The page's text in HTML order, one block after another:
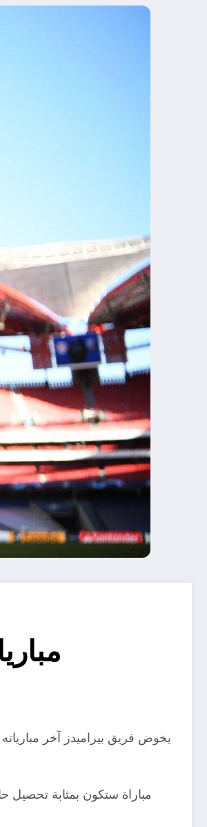
يخوض فريق بيراميدز آخر
مباراة ستكون بمثابة تحصيل